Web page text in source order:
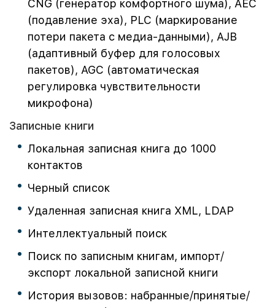
CNG (генератор комфортного шума), AEC
(подавление эха), PLC (маркирование
потери пакета с медиа-данными), AJB
(адаптивный буфер для голосовых
пакетов), AGC (автоматическая
регулировка чувствительности
микрофона)
Записные книги
Локальная записная книга до 1000
контактов
Черный список
Удаленная записная книга XML, LDAP
Интеллектуальный поиск
Поиск по записным книгам, импорт/
экспорт локальной записной книги
История вызовов: набранные/принятые/